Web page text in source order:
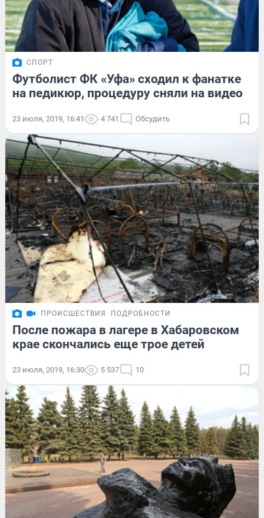
СПОРТ
Футболист ФК «Уфа» сходил к фанатке
на педикюр, процедуру сняли на видео
23 июля, 2019, 16:41 4 741 Обсудить
ПРОИСШЕСТВИЯ ПОДРОБНОСТИ
После пожара в лагере в Хабаровском
крае скончались еще трое детей
23 июля, 2019, 16:30 5 537 10